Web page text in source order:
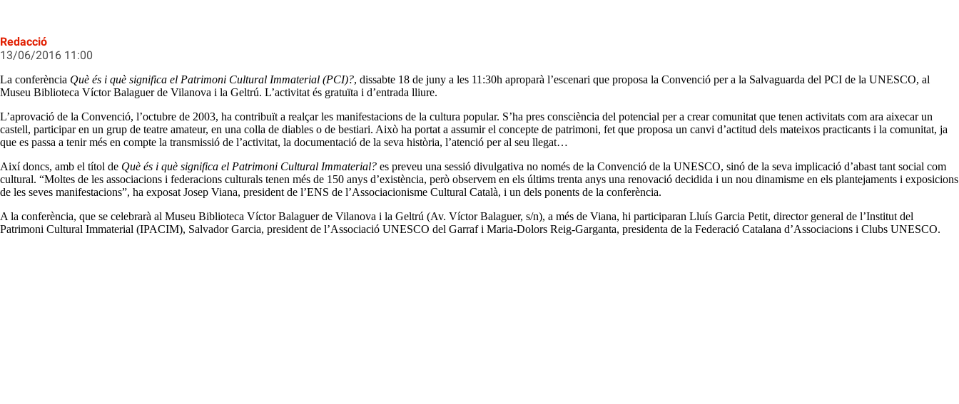
Redacció
13/06/2016 11:00
La conferència Què és i què significa el Patrimoni Cultural Immaterial (PCI)?, dissabte 18 de juny a les 11:30h aproparà l’escenari que proposa la Convenció per a la Salvaguarda del PCI de la UNESCO, al
Museu Biblioteca Víctor Balaguer de Vilanova i la Geltrú. L’activitat és gratuïta i d’entrada lliure.
L’aprovació de la Convenció, l’octubre de 2003, ha contribuït a realçar les manifestacions de la cultura popular. S’ha pres consciència del potencial per a crear comunitat que tenen activitats com ara aixecar un
castell, participar en un grup de teatre amateur, en una colla de diables o de bestiari. Això ha portat a assumir el concepte de patrimoni, fet que proposa un canvi d’actitud dels mateixos practicants i la comunitat, ja
que es passa a tenir més en compte la transmissió de l’activitat, la documentació de la seva història, l’atenció per al seu llegat…
Així doncs, amb el títol de Què és i què significa el Patrimoni Cultural Immaterial? es preveu una sessió divulgativa no només de la Convenció de la UNESCO, sinó de la seva implicació d’abast tant social com
cultural. “Moltes de les associacions i federacions culturals tenen més de 150 anys d’existència, però observem en els últims trenta anys una renovació decidida i un nou dinamisme en els plantejaments i exposicions
de les seves manifestacions”, ha exposat Josep Viana, president de l’ENS de l’Associacionisme Cultural Català, i un dels ponents de la conferència.
A la conferència, que se celebrarà al Museu Biblioteca Víctor Balaguer de Vilanova i la Geltrú (Av. Víctor Balaguer, s/n), a més de Viana, hi participaran Lluís Garcia Petit, director general de l’Institut del
Patrimoni Cultural Immaterial (IPACIM), Salvador Garcia, president de l’Associació UNESCO del Garraf i Maria-Dolors Reig-Garganta, presidenta de la Federació Catalana d’Associacions i Clubs UNESCO.